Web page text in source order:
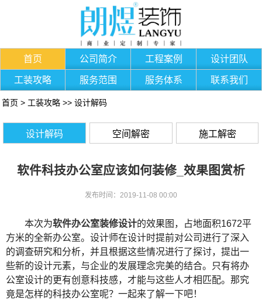
首页 公司简介 工程案例 设计团队
工装攻略 服务范围 服务体系 联系我们
首页 > 工装攻略 >> 设计解码
设计解码 空间解密 施工解密
软件科技办公室应该如何装修_效果图赏析
发布时间：2019-11-08 00:00
本次为软件办公室装修设计的效果图，占地面积1672平
方米的全新办公室。设计师在设计时提前对公司进行了深入
的调查研究和分析，并且根据这些情况进行了探讨，提出一
些新的设计元素，与企业的发展理念完美的结合。只有将办
公室设计的更有创意科技感，才能与这些人才相匹配。那究
竟是怎样的科技办公室呢？一起来了解一下吧！